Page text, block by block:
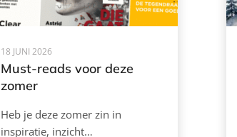
18 JUNI 2026
Must-reads voor deze
zomer
Heb je deze zomer zin in
inspiratie, inzicht…